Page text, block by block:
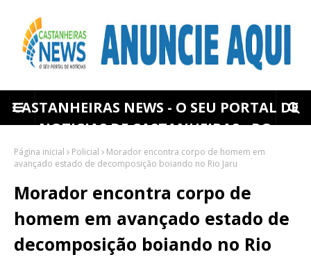
CASTANHEIRAS NEWS - O SEU PORTAL DE
NOTICIAS DE CASTANHEIRAS - RO
Página inicial Policial
Morador encontra corpo de homem em
avançado estado de decomposição boiando no Rio Jaru
Morador encontra corpo de
homem em avançado estado de
decomposição boiando no Rio